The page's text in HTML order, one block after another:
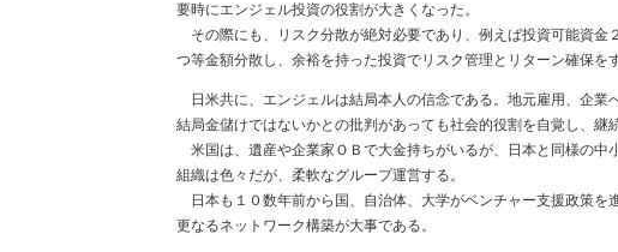
要時にエンジェル投資の役割が大きくなった。
その際にも、リスク分散が絶対必要であり、例えば投資可能資
つ等金額分散し、余裕を持った投資でリスク管理とリターン確保をす
日米共に、エンジェルは結局本人の信念である。地元雇用、企業
結局金儲けではないかとの批判があっても社会的役割を自覚し、継
米国は、遺産や企業家ＯＢで大金持ちがいるが、日本と同様の中
組織は色々だが、柔軟なグループ運営する。
日本も１０数年前から国、自治体、大学がベンチャー支援政策
更なるネットワーク構築が大事である。